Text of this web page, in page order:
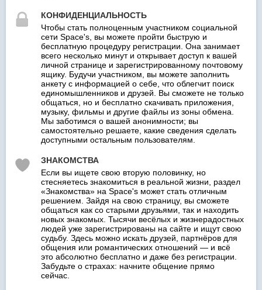
КОНФИДЕНЦИАЛЬНОСТЬ
Чтобы стать полноценным участником социальной
сети Space's, вы можете пройти быструю и
бесплатную процедуру регистрации. Она занимает
всего несколько минут и открывает доступ к вашей
личной странице и зарегистрированному почтовому
ящику. Будучи участником, вы можете заполнить
анкету с информацией о себе, что облегчит поиск
единомышленников и друзей. Вы сможете не только
общаться, но и бесплатно скачивать приложения,
музыку, фильмы и другие файлы из зоны обмена.
Мы заботимся о вашей анонимности; вы
самостоятельно решаете, какие сведения сделать
доступными остальным пользователям.
ЗНАКОМСТВА
Если вы ищете свою вторую половинку, но
стесняетесь знакомиться в реальной жизни, раздел
«Знакомства» на Space's может стать отличным
решением. Зайдя на свою страницу, вы сможете
общаться как со старыми друзьями, так и находить
новых знакомых. Тысячи весёлых и жизнерадостных
людей уже зарегистрированы на сайте и ищут свою
судьбу. Здесь можно искать друзей, партнёров для
общения или романтических отношений — и всё
это абсолютно бесплатно и даже без регистрации.
Забудьте о страхах: начните общение прямо
сейчас.